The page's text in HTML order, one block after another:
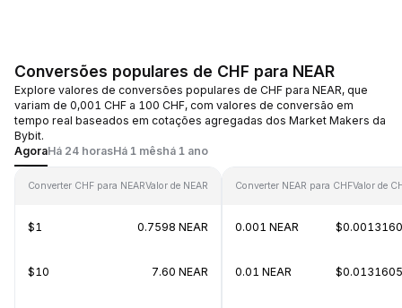
Conversões populares de CHF para NEAR
Explore valores de conversões populares de CHF para NEAR, que
variam de 0,001 CHF a 100 CHF, com valores de conversão em
tempo real baseados em cotações agregadas dos Market Makers da
Bybit.
AgoraHá 24 horasHá 1 mêshá 1 ano
Converter CHF para NEARValor de NEAR
$1 0.7598 NEAR
$10 7.60 NEAR
Converter NEAR para CHFValor de
0.001 NEAR
0.01 NEAR